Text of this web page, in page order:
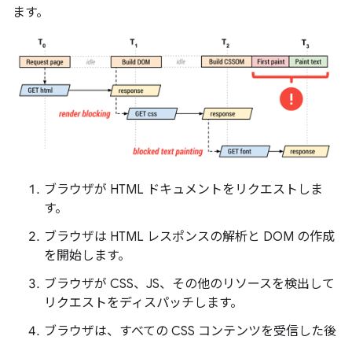
ます。
ブラウザが HTML ドキュメントをリクエストしま
す。
ブラウザは HTML レスポンスの解析と DOM の作成
を開始します。
ブラウザが CSS、JS、その他のリソースを検出して
リクエストをディスパッチします。
ブラウザは、すべての CSS コンテンツを受信した後